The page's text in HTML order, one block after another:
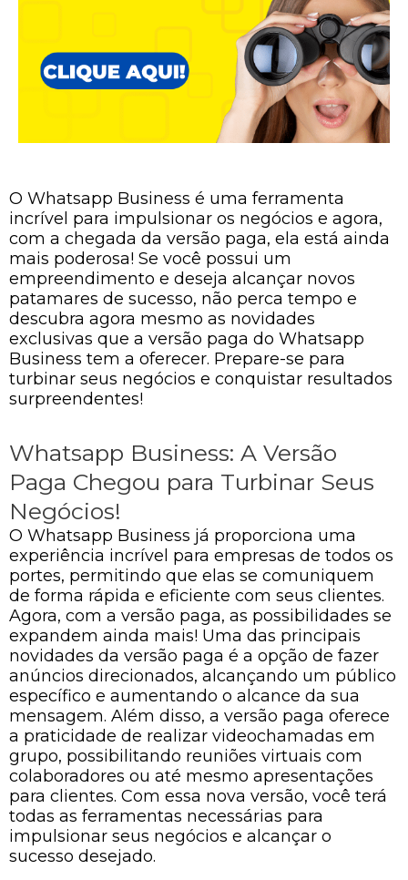
O Whatsapp Business é uma ferramenta
incrível para impulsionar os negócios e agora,
com a chegada da versão paga, ela está ainda
mais poderosa! Se você possui um
empreendimento e deseja alcançar novos
patamares de sucesso, não perca tempo e
descubra agora mesmo as novidades
exclusivas que a versão paga do Whatsapp
Business tem a oferecer. Prepare-se para
turbinar seus negócios e conquistar resultados
surpreendentes!
Whatsapp Business: A Versão
Paga Chegou para Turbinar Seus
Negócios!
O Whatsapp Business já proporciona uma
experiência incrível para empresas de todos os
portes, permitindo que elas se comuniquem
de forma rápida e eficiente com seus clientes.
Agora, com a versão paga, as possibilidades se
expandem ainda mais! Uma das principais
novidades da versão paga é a opção de fazer
anúncios direcionados, alcançando um público
específico e aumentando o alcance da sua
mensagem. Além disso, a versão paga oferece
a praticidade de realizar videochamadas em
grupo, possibilitando reuniões virtuais com
colaboradores ou até mesmo apresentações
para clientes. Com essa nova versão, você terá
todas as ferramentas necessárias para
impulsionar seus negócios e alcançar o
sucesso desejado.